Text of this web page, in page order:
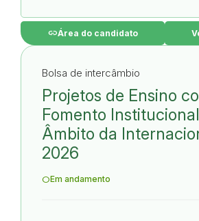
linkÁrea do candidato
Bolsa de intercâmbio
Projetos de Ensino
Fomento
Âmbito da
2026
Em andamento